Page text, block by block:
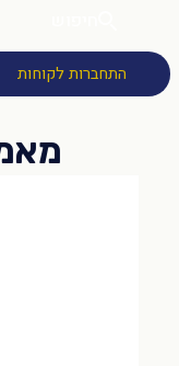
התחברות לקוחות